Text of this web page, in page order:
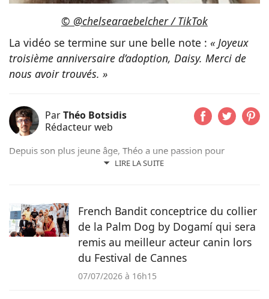
© @chelsearaebelcher / TikTok
La vidéo se termine sur une belle note : « Joyeux
troisième anniversaire d’adoption, Daisy. Merci de
nous avoir trouvés. »
ParThéo Botsidis
Rédacteur web
LIRE LA SUITE
Depuis son plus jeune âge, Théo a une passion pour
l’écriture. Aujourd’hui rédacteur web, il prend plaisir à
émouvantes.
French Bandit conceptrice du collier
de la Palm Dog by Dogamí qui sera
remis au meilleur acteur canin lors
du Festival de Cannes
07/07/2026 à 16h15